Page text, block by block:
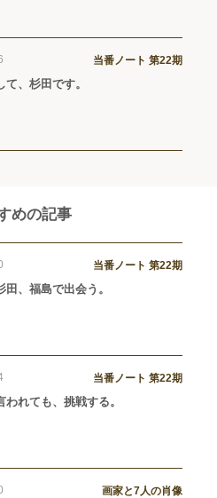
当番ノート 第22期
て、杉田です。
めの記事
当番ノート 第22期
田、福島で出会う。
当番ノート 第22期
われても、挑戦する。
画家と7人の肖像